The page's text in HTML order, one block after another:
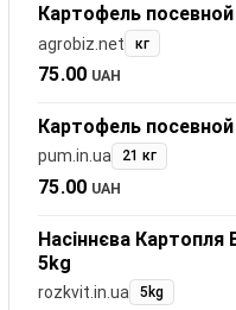
Картофель
agrobiz.net кг
75.00 UAH
Картофель
pum.in.ua 21 кг
75.00 UAH
Насіннєва Картопля
5kg
rozkvit.in.ua 5kg